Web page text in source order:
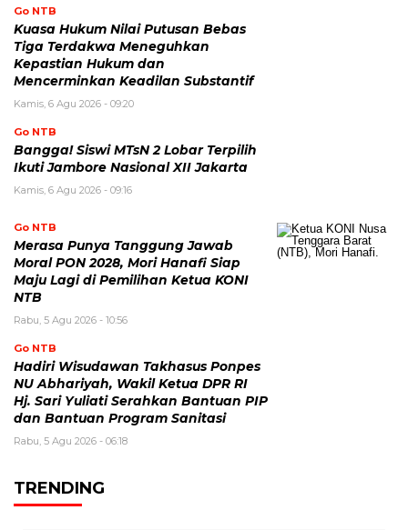
Go NTB
Kuasa Hukum Nilai Putusan Bebas
Tiga Terdakwa Meneguhkan
Kepastian Hukum dan
Mencerminkan Keadilan Substantif
Kamis, 6 Agu 2026 - 09:20
Go NTB
Bangga! Siswi MTsN 2 Lobar Terpilih
Ikuti Jambore Nasional XII Jakarta
Kamis, 6 Agu 2026 - 09:16
Go NTB
Merasa Punya Tanggung Jawab
Moral PON 2028, Mori Hanafi Siap
Maju Lagi di Pemilihan Ketua KONI
NTB
Rabu, 5 Agu 2026 - 10:56
Go NTB
Hadiri Wisudawan Takhasus Ponpes
NU Abhariyah, Wakil Ketua DPR RI
Hj. Sari Yuliati Serahkan Bantuan PIP
dan Bantuan Program Sanitasi
Rabu, 5 Agu 2026 - 06:18
TRENDING